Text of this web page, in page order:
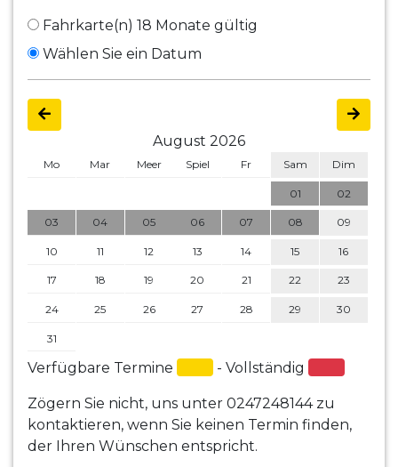
Fahrkarte(n) 18 Monate gültig
Wählen Sie ein Datum
August 2026
Mo Mar Meer Spiel Fr Sam Dim
01 02
03 04 05 06 07 08 09
10 11 12 13 14 15 16
17 18 19 20 21 22 23
24 25 26 27 28 29 30
31
Verfügbare Termine - Vollständig
Zögern Sie nicht, uns unter 0247248144 zu
kontaktieren, wenn Sie keinen Termin finden,
der Ihren Wünschen entspricht.